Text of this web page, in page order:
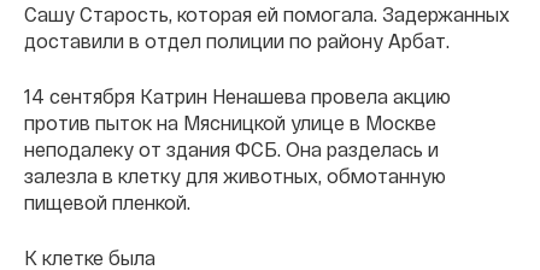
Сашу Старость, которая ей помогала. Задержанных
доставили в отдел полиции по району Арбат.
14 сентября Катрин Ненашева провела акцию
против пыток на Мясницкой улице в Москве
неподалеку от здания ФСБ. Она разделась и
залезла в клетку для животных, обмотанную
пищевой пленкой.
К клетке была